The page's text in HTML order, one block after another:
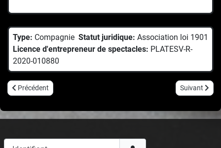
Type: Compagnie Statut juridique: Association loi 1901
Licence d'entrepreneur de spectacles: PLATESV-R-
2020-010880
Article précédent : La Double acCroche
Précédent Article
Suivant
Identifiant